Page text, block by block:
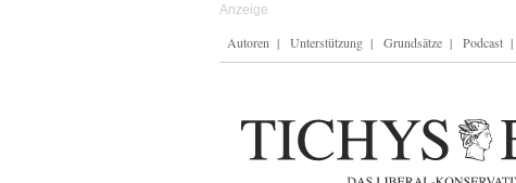
Autoren Unterstützung Grundsätze Podcast